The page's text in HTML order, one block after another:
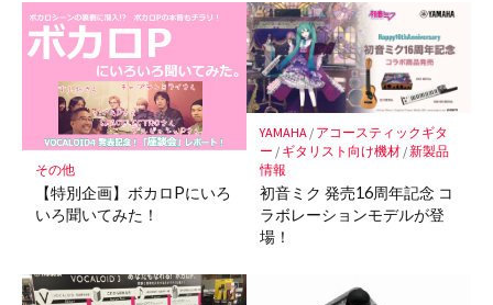
マ
ー
ク
に
保
存
その他
【特別企画】ボカロPにいろ
いろ聞いてみた！
YAMAHA / アコースティックギタ
ー / ギタリスト向け機材/新製品
情報
初音ミク 発売16周年記念 コ
ラボレーションモデルが登
場！